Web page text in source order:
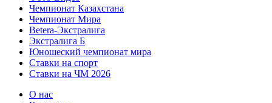
Чемпионат Казахстана
Чемпионат Мира
Betera-Экстралига
Экстралига Б
Юношеский чемпионат мира
Ставки на спорт
Ставки на ЧМ 2026
О нас